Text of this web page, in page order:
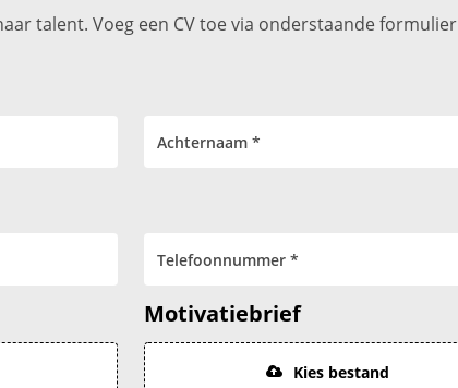
talent. Voeg een CV toe via onderstaande formulier
Motivatiebrief
Kies bestand